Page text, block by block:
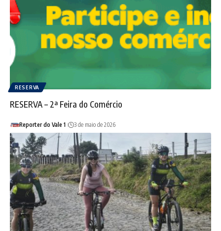
RESERVA
RESERVA – 2ª Feira do Comércio
Reporter do Vale 1 3 de maio de 2026